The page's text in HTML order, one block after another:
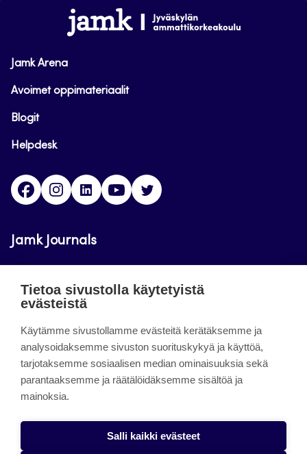
www.jamk.fi
Jamk Arena
Avoimet oppimateriaalit
Blogit
Helpdesk
FacebookInstagram
LinkedInYoutube
Jamk Journals
luettavissa. Verkkolehtien tarkoituksena on tukea
innovaatiotoimintaa.
About the site
Jamkin verkkolehdet
Saavutettavuusseloste
Tietoa sivustolla käytetyistä
evästeistä
Käytämme sivustollamme evästeitä kerätäksemme ja
analysoidaksemme sivuston suorituskykyä ja käyttöä,
tarjotaksemme sosiaalisen median ominaisuuksia sekä
parantaaksemme ja räätälöidäksemme sisältöä ja
mainoksia.
Salli kaikki evästeet